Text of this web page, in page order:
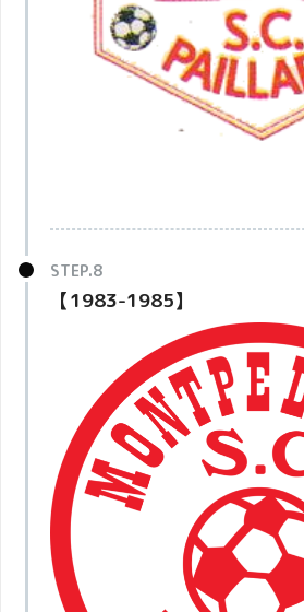
【1983-1985】